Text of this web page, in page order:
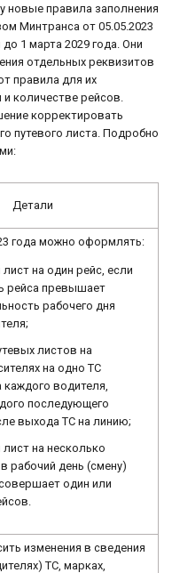
новые правила заполнения
Минтранса от 05.05.2023
1 марта 2029 года. Они
отдельных реквизитов
правила для их
количестве рейсов.
корректировать
путевого листа. Подробно
Детали
года можно оформлять:
на один рейс, если
рейса превышает
рабочего дня
листов на
на одно ТС
каждого водителя,
последующего
выхода ТС на линию;
на несколько
рабочий день (смену)
один или
изменения в сведения
ТС, марках,